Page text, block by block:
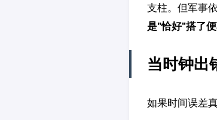
支柱。但军事
是"恰好"搭了
当时钟出
如果时间误差